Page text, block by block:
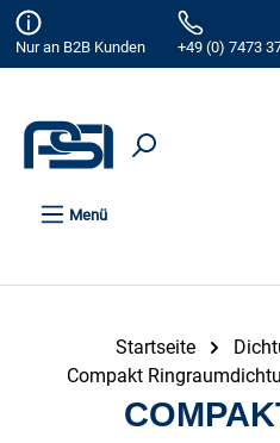
springen
Nur an B2B Kunden
+49 (0) 7473
Menü
Startseite
Compakt